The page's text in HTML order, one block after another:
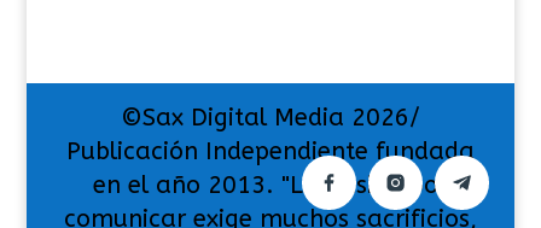
©Sax Digital Media 2026/
Publicación Independiente fundada
en el año 2013. "La pasión por
comunicar exige muchos sacrificios,